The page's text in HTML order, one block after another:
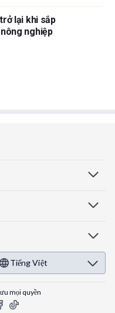
lại khi sắp
nghiệp
Tiếng Việt
mọi quyền